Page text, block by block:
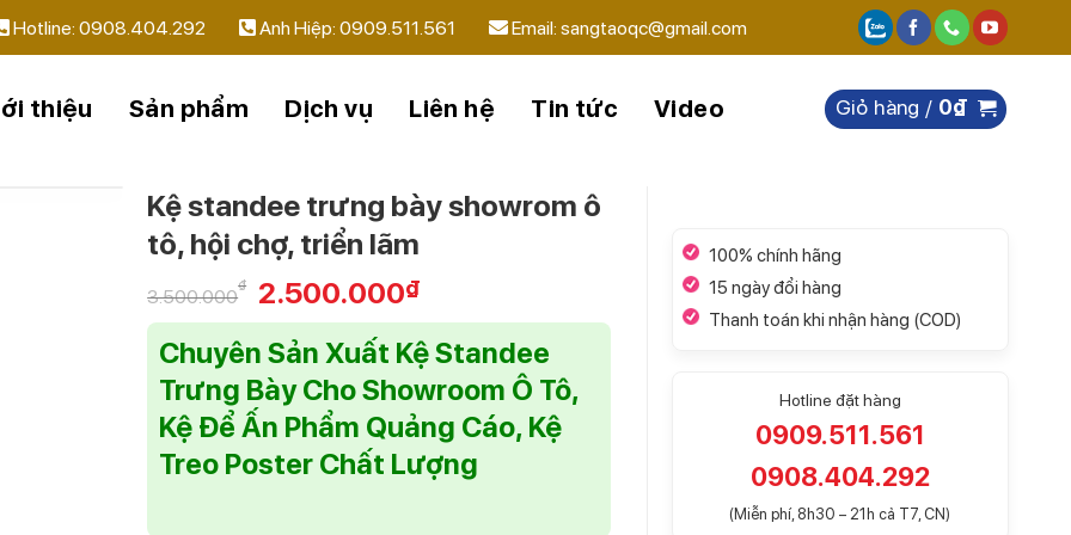
Hotline: 0908.404.292 Anh Hiệp: 0909.511.561 Email: sangtaoqc@gmail.com
thiệu Sản phẩm Dịch vụ Liên hệ Tin tức Video Giỏ hàng / 0₫
Kệ standee trưng bày showrom ô
tô, hội chợ, triển lãm
3.500.000₫ 2.500.000₫
Chuyên Sản Xuất Kệ Standee
Trưng Bày Cho Showroom Ô Tô,
Kệ Để Ấn Phẩm Quảng Cáo, Kệ
Treo Poster Chất Lượng
100% chính hãng
15 ngày đổi hàng
Thanh toán khi nhận hàng (COD)
Hotline đặt hàng
0909.511.561
0908.404.292
(Miễn phí, 8h30 – 21h cả T7, CN)